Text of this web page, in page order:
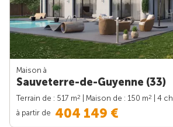
Maison à
Sauveterre-de-Guyenne (33)
Terrain de : 517 m2 | Maison de : 150 m2
| 4 ch.
à partir de 404 149 €